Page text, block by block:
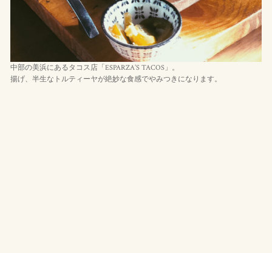
中部の美浜にあるタコス店「ESPARZA’S TACOS」。
揚げ、半生なトルティーヤが絶妙な食感でやみつきになります。